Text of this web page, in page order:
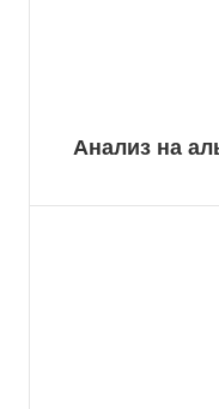
Анализ на